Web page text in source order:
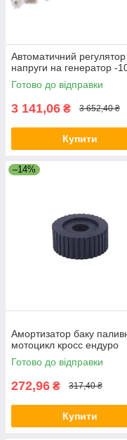
Автоматичний регулятор
напруги на генератор -
Готово до відправки
3 141,06 ₴ 3 652,40 ₴
Купити
–14%
Амортизатор баку
мотоцикл кросс ендуро
Готово до відправки
272,96 ₴ 317,40 ₴
Купити